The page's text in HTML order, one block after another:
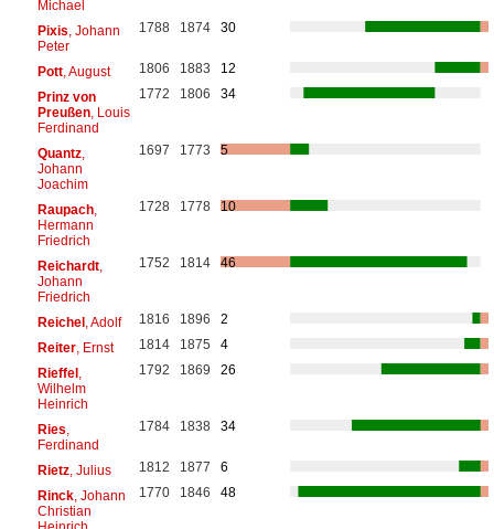
Michael
Pixis , Johann
Peter
1788 1874 30
Pott, August 1806 1883
12
Prinz von
Preußen, Louis
Ferdinand
1772 1806 34
Quantz,
Johann
Joachim
1697 1773 5
Raupach,
Hermann
Friedrich
1728 1778 10
Reichardt,
Johann
Friedrich
1752 1814 46
Reichel, Adolf 1816 1896
2
Reiter, Ernst 1814 1875
4
Rieffel,
Wilhelm
Heinrich
1792 1869 26
Ries
Ferdinand
1784 1838 34
Rietz, Julius 1812 1877
6
Rinck, Johann
Christian
1770 1846 48